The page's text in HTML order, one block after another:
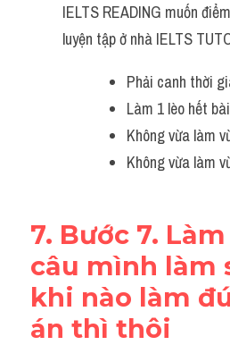
IELTS READING muốn
luyện tập ở nhà IELTS
Phải canh thời
Làm 1 lèo hết
Không vừa làm
Không vừa làm
7. Bước 7.
câu mình làm
khi nào làm
án thì thôi